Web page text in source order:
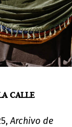
CALLE
Archivo de